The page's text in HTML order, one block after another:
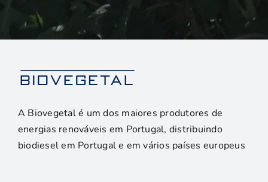
A Biovegetal é um dos maiores produtores de
energias renováveis em Portugal, distribuindo
biodiesel em Portugal e em vários países europeus